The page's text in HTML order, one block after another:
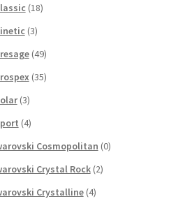
(18)
(3)
(49)
(35)
(3)
(4)
Cosmopolitan (0)
Crystal Rock (2)
Crystalline (4)